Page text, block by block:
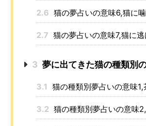
2.6 猫の夢占いの意味6,猫に
2.7 猫の夢占いの意味7,猫に
3 夢に出てきた猫の種類別
3.1 猫の種類別夢占いの意味
3.2 猫の種類別夢占いの意味